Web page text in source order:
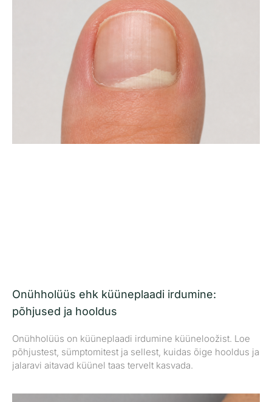
Onühholüüs ehk küüneplaadi irdumine:
põhjused ja hooldus
Onühholüüs on küüneplaadi irdumine küüneloožist. Loe
põhjustest, sümptomitest ja sellest, kuidas õige hooldus ja
jalaravi aitavad küünel taas tervelt kasvada.